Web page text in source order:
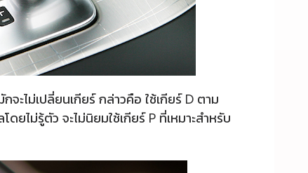
ะไม่เปลี่ยนเกียร์ กล่าวคือ ใช้เกียร์ D ตาม
ยไม่รู้ตัว จะไม่นิยมใช้เกียร์ P ที่เหมาะสำหรับ